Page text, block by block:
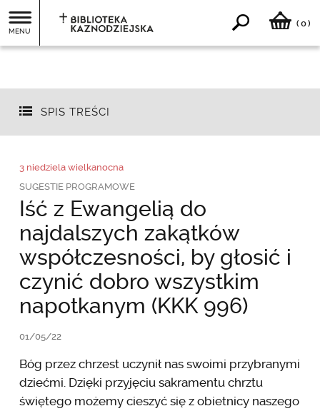
MENU
( 0)
SPIS TREŚCI
3 niedziela wielkanocna
SUGESTIE PROGRAMOWE
Iść z Ewangelią do
najdalszych zakątków
współczesności, by głosić i
czynić dobro wszystkim
napotkanym (KKK 996)
01/05/22
Bóg przez chrzest uczynił nas swoimi przybranymi
dziećmi. Dzięki przyjęciu sakramentu chrztu
świętego możemy cieszyć się z obietnicy naszego